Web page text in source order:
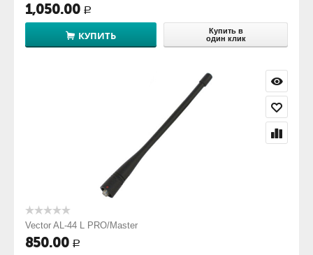
1,050.00 Р
КУПИТЬ
Купить в
один клик
Vector AL-44 L PRO/Master
850.00 Р